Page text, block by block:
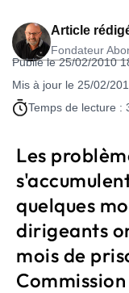
Article
Fondateur
Publié le 25/02/2010
Mis à jour le 25/02/
Temps de lecture :
Les
quelques
dirigeants
mois de